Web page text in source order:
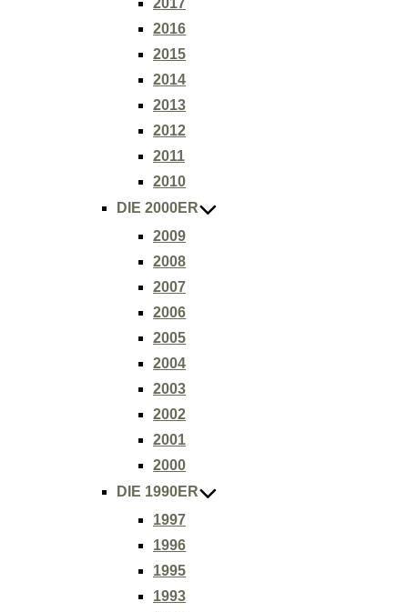
2017
2016
2015
2014
2013
2012
2011
2010
DIE 2000ER
2009
2008
2007
2006
2005
2004
2003
2002
2001
2000
DIE 1990ER
1997
1996
1995
1993